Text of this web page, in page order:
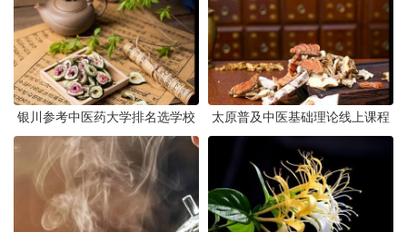
银川参考中医药大学排名选学校 太原普及中医基础理论线上课程